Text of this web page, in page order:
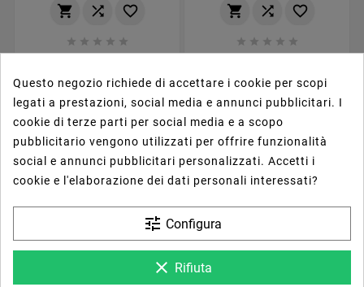
  
    
Cabochon Liscio Fatto A
Mano23X15mm 3.42gm
1pz
40,50 €
  
    
Cabochon Liscio Fatto A
Mano24X16mm 4.10gm
1pz
48,80 €
Questo negozio richiede di accettare i cookie per scopi
legati a prestazioni, social media e annunci pubblicitari. I
cookie di terze parti per social media e a scopo
pubblicitario vengono utilizzati per offrire funzionalità
social e annunci pubblicitari personalizzati. Accetti i
cookie e l'elaborazione dei dati personali interessati?
tune Configura
clear Rifiuta